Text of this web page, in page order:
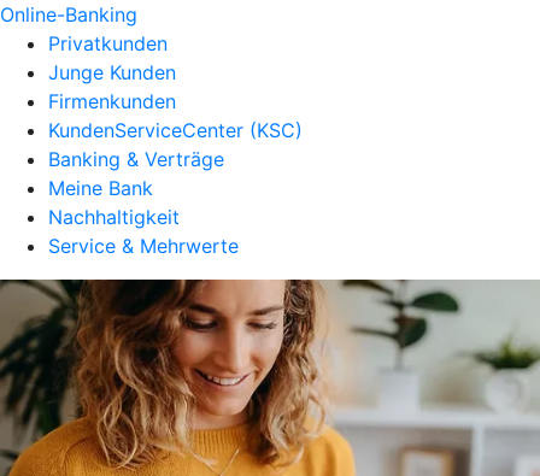
Online-Banking
Privatkunden
Junge Kunden
Firmenkunden
KundenServiceCenter (KSC)
Banking & Verträge
Meine Bank
Nachhaltigkeit
Service & Mehrwerte